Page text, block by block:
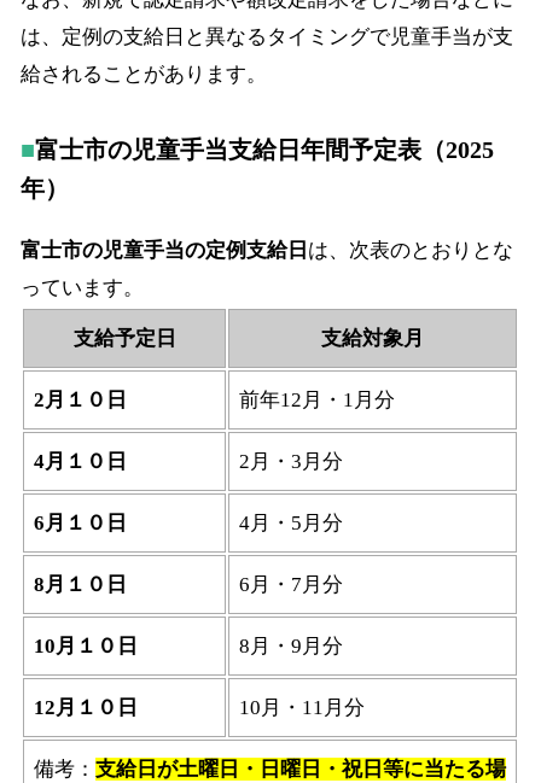
は、定例の支給日と異なるタイミングで児童手当が支
給されることがあります。
富士市の児童手当支給日年間予定表（2025
年）
富士市の児童手当の定例支給日 は、次表のとおりとな
っています。
支給予定日 支給対象月
2月１０日 前年12月・1月分
4月１０日 2月・3月分
6月１０日 4月・5月分
8月１０日 6月・7月分
10月１０日 8月・9月分
12月１０日 10月・11月分
備考：支給日が土曜日・日曜日・祝日等に当たる場